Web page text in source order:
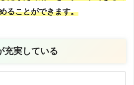
ることができます。
充実している